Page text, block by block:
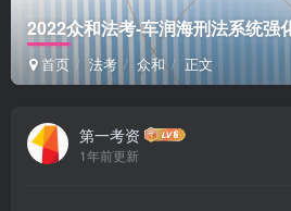
2022众和法考-车润海刑法系统强
首页 法考 众和 正文
第一考资
1年前更新